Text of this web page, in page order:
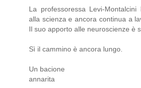
La professoressa Levi-
alla scienza e ancora continua a
Il suo apporto alle neuroscienze è
Sì il cammino è ancora lungo.
Un bacione
annarita